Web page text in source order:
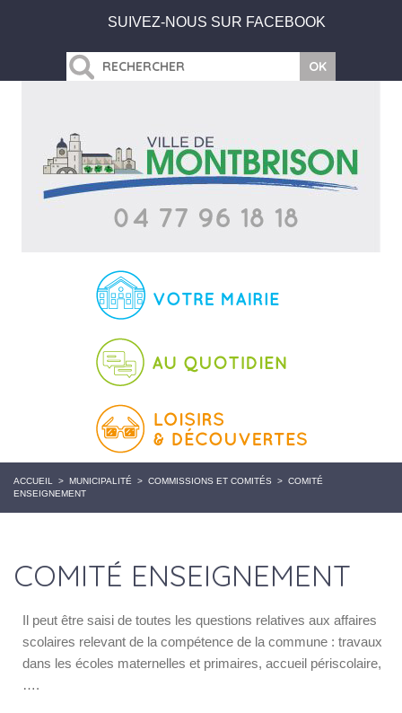
SUIVEZ-NOUS SUR FACEBOOK
ACCUEIL > MUNICIPALITÉ > COMMISSIONS ET COMITÉS > COMITÉ
ENSEIGNEMENT
COMITÉ ENSEIGNEMENT
Il peut être saisi de toutes les questions relatives aux affaires
scolaires relevant de la compétence de la commune : travaux
dans les écoles maternelles et primaires, accueil périscolaire,
….